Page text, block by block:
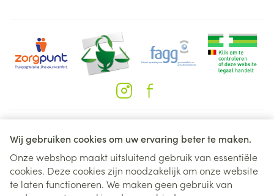
Wij gebruiken cookies om uw ervaring beter te maken.
Onze webshop maakt uitsluitend gebruik van essentiële
cookies. Deze cookies zijn noodzakelijk om onze website
te laten functioneren. We maken geen gebruik van
Juridische links